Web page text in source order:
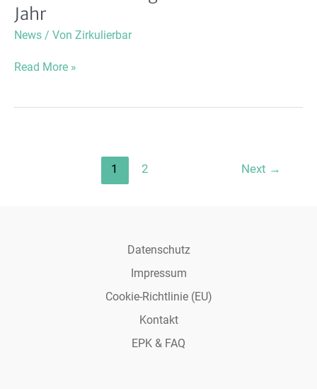
Jahr
News / Von Zirkulierbar
Letzte
Read More »
1 2 Next →
Datenschutz
Impressum
Cookie-Richtlinie (EU)
Kontakt
EPK & FAQ